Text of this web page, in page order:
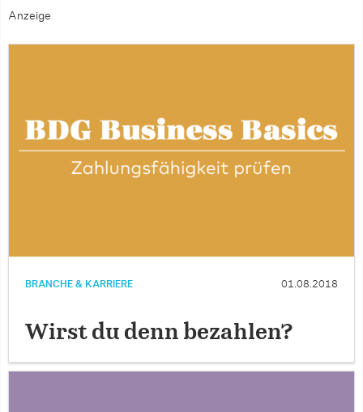
Anzeige
BRANCHE & KARRIERE 01.08.2018
Wirst du denn bezahlen?